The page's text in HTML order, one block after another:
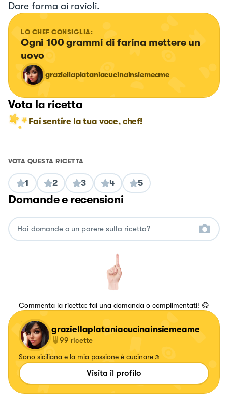
Dare forma ai ravioli.
LO CHEF CONSIGLIA:
Ogni 100 grammi di farina mettere un
uovo
graziellaplataniacucinainsiemeame
Vota la ricetta
Fai sentire la tua voce, chef!
VOTA QUESTA RICETTA
1 2 3 4 5
Domande e recensioni
Commenta la ricetta: fai una domanda o complimentati! 😋
graziellaplataniacucinainsiemeame
99 ricette
Sono siciliana e la mia passione è cucinare☺️
Visita il profilo